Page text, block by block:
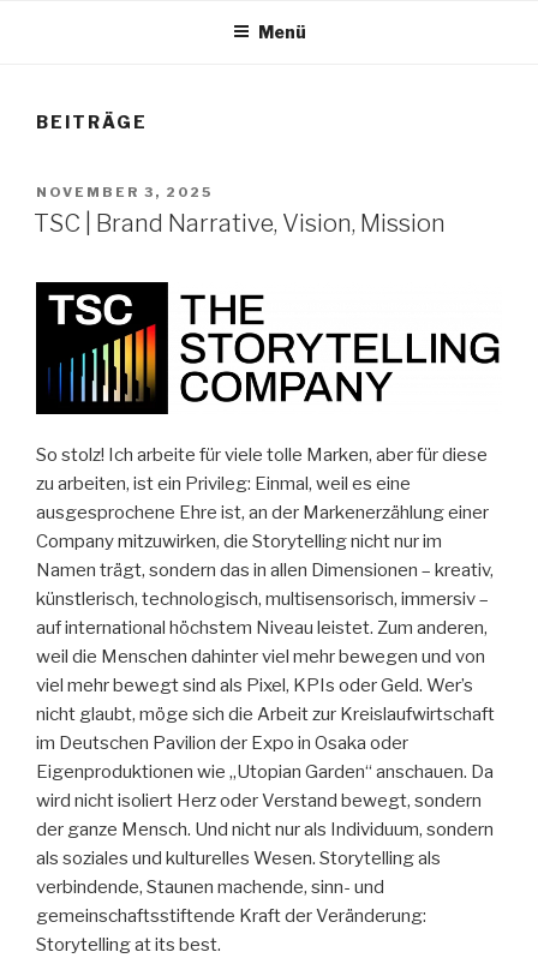
Menü
BEITRÄGE
VERÖFFENTLICHT
AM
NOVEMBER 3, 2025
TSC | Brand Narrative, Vision, Mission
So stolz! Ich arbeite für viele tolle Marken, aber für diese
zu arbeiten, ist ein Privileg: Einmal, weil es eine
ausgesprochene Ehre ist, an der Markenerzählung einer
Company mitzuwirken, die Storytelling nicht nur im
Namen trägt, sondern das in allen Dimensionen – kreativ,
künstlerisch, technologisch, multisensorisch, immersiv –
auf international höchstem Niveau leistet. Zum anderen,
weil die Menschen dahinter viel mehr bewegen und von
viel mehr bewegt sind als Pixel, KPIs oder Geld. Wer’s
nicht glaubt, möge sich die Arbeit zur Kreislaufwirtschaft
im Deutschen Pavilion der Expo in Osaka oder
Eigenproduktionen wie „Utopian Garden“ anschauen. Da
wird nicht isoliert Herz oder Verstand bewegt, sondern
der ganze Mensch. Und nicht nur als Individuum, sondern
als soziales und kulturelles Wesen. Storytelling als
verbindende, Staunen machende, sinn- und
gemeinschaftsstiftende Kraft der Veränderung:
Storytelling at its best.